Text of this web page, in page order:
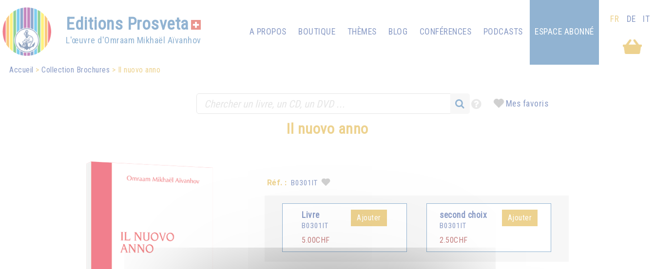
Editions Prosveta
L'œuvre d'Omraam Mikhaël Aïvanhov
A PROPOS BOUTIQUE THÈMES BLOG CONFÉRENCES PODCASTS ESPACE ABONNÉ
FR DE IT
Accueil Collection Brochures Il nuovo anno
Mes favoris
Il nuovo anno
Réf. : B0301IT
Livre
B0301IT
5.00CHF
Ajouter second choix
B0301IT
2.50CHF
Ajouter